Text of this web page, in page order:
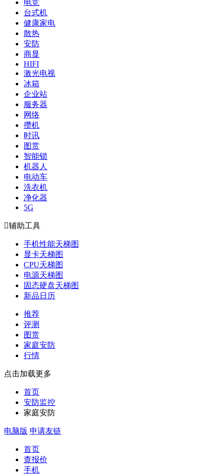
电竞
台式机
健康家电
散热
安防
商显
HIFI
激光电视
冰箱
企业站
服务器
网络
攒机
时讯
图赏
智能锁
机器人
电动车
洗衣机
净化器
5G
辅助工具
手机性能天梯图
显卡天梯图
CPU天梯图
电源天梯图
固态硬盘天梯图
新品日历
推荐
评测
图赏
家庭安防
行情
点击加载更多
首页
安防监控
家庭安防
电脑版 申请友链
首页
查报价
手机